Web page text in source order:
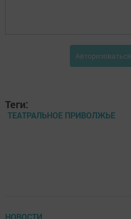
Авторизоваться
Теги:
ТЕАТРАЛЬНОЕ ПРИВОЛЖЬЕ
НОВОСТИ